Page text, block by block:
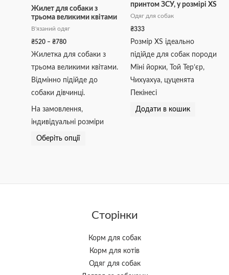
Жилет для собаки з
трьома великими квітами
В'язаний одяг
₴520 – ₴780
₴780
Жилетка для собаки з
трьома великими квітами.
Відмінно підійде до
собаки дівчинці.
На замовлення,
індивідуальні розміри
Оберіть опції
варіантів.
вибрати
на
сторінці
товару
принтом ЗСУ, у розмірі XS
Одяг для собак
₴333
Розмір XS ідеально
підійде для собак породи
Міні йорки, Той Тер’єр,
Чихуахуа, цуценята
Пекінесі
Додати в кошик
Сторінки
Корм для собак
Корм для котів
Одяг для собак